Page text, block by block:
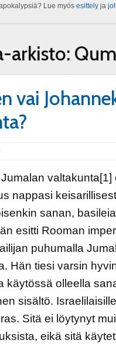
Lue myös esittelyja
arkisto:
vai
valtakunta[1]
nappasi
sanan,
esitti Rooman
puhumalla
Hän tiesi varsin
käytössä olleella
sisältö.
Sitä ei löytynyt
eikä sitä